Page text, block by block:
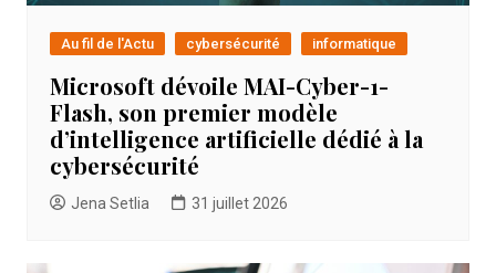
Au fil de l'Actu cybersécurité informatique
Microsoft dévoile MAI-Cyber-1-
Flash, son premier modèle
d’intelligence artificielle dédié à la
cybersécurité
Jena Setlia 31 juillet 2026